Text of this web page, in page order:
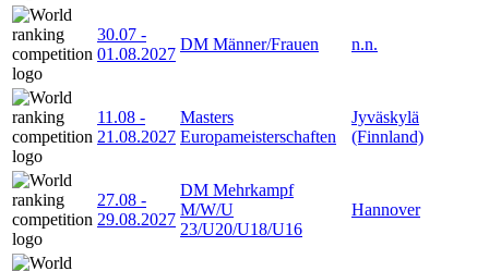
30.07 -
01.08.2027
DM Männer/Frauen n.n.
11.08 -
21.08.2027
Masters
Europameisterschaften
Jyväskylä
(Finnland)
27.08 -
29.08.2027
DM Mehrkampf
M/W/U
23/U20/U18/U16
Hannover